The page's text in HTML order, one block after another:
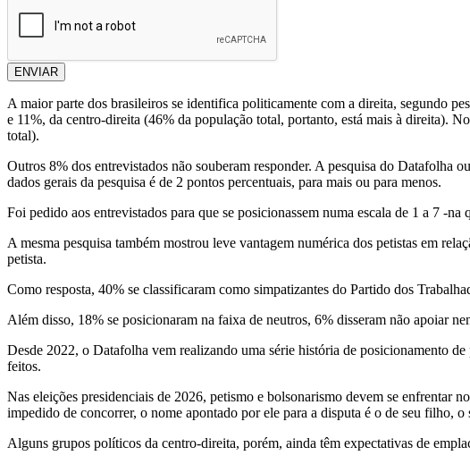
ENVIAR
A maior parte dos brasileiros se identifica politicamente com a direita, segundo
e 11%, da centro-direita (46% da população total, portanto, está mais à direita).
total).
Outros 8% dos entrevistados não souberam responder. A pesquisa do Datafolha
dados gerais da pesquisa é de 2 pontos percentuais, para mais ou para menos.
Foi pedido aos entrevistados para que se posicionassem numa escala de 1 a 7 -
A mesma pesquisa também mostrou leve vantagem numérica dos petistas em
petista.
Como resposta, 40% se classificaram como simpatizantes do Partido dos
Além disso, 18% se posicionaram na faixa de neutros, 6% disseram não apoiar
Desde 2022, o Datafolha vem realizando uma série história de posicionamento
feitos.
Nas eleições presidenciais de 2026, petismo e bolsonarismo devem se enfrentar
impedido de concorrer, o nome apontado por ele para a disputa é o de seu filho,
Alguns grupos políticos da centro-direita, porém, ainda têm expectativas de